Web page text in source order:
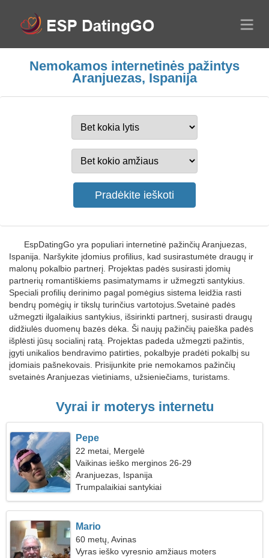
Nemokamos internetinės pažintys
Aranjuezas, Ispanija
EspDatingGo yra populiari internetinė pažinčių Aranjuezas,
Ispanija. Naršykite įdomius profilius, kad susirastumėte draugų ir
malonų pokalbio partnerį. Projektas padės susirasti įdomių
partnerių romantiškiems pasimatymams ir užmegzti santykius.
Speciali profilių derinimo pagal pomėgius sistema leidžia rasti
bendrų pomėgių ir tikslų turinčius vartotojus.Svetainė padės
užmegzti ilgalaikius santykius, išsirinkti partnerį, susirasti draugų
didžiulės duomenų bazės dėka. Ši naujų pažinčių paieška padės
išplėsti jūsų socialinį ratą. Projektas padeda užmegzti pažintis,
įgyti unikalios bendravimo patirties, pokalbyje pradėti pokalbį su
įdomiais pašnekovais. Prisijunkite prie nemokamos pažinčių
svetainės Aranjuezas vietiniams, užsieniečiams, turistams.
Vyrai ir moterys internetu
Pepe
22 metai, Mergelė
Vaikinas ieško merginos 26-29
Aranjuezas, Ispanija
Trumpalaikiai santykiai
Mario
60 metų, Avinas
Vyras ieško vyresnio amžiaus moters